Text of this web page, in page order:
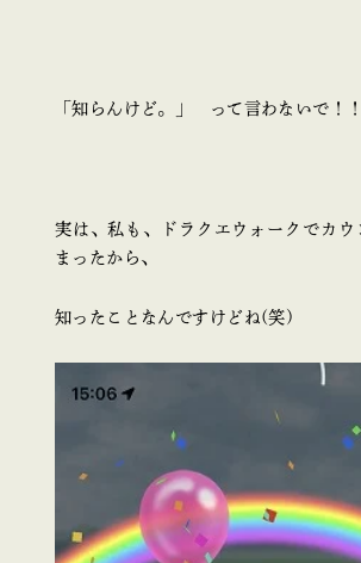
「知らんけど。」 って言わないで！
実は、私も、ドラクエウォークでカウ
まったから、
知ったことなんですけどね(笑)